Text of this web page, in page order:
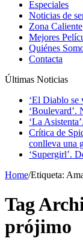
Especiales
Noticias de
Zona Caliente
Mejores
Quiénes
Contacta
Últimas Noticias
‘El Diablo se
‘Boulevard’.
‘La
Crítica de
conlleva una
‘Supergirl’.
Home/Etiqueta:
Tag
prójimo